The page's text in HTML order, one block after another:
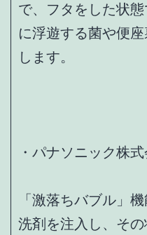
で、フタをした状
に浮遊する菌や便
します。
・パナソニック株
「激落ちバブル」
洗剤を注入し、そ